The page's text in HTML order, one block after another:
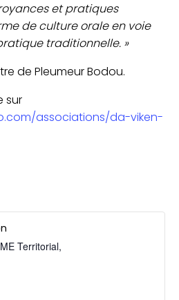
et pratiques
de culture orale en voie
traditionnelle. »
de Pleumeur Bodou.
sur
associations/da-viken-
Territorial,